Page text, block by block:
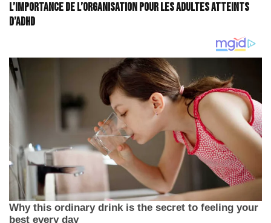
L’importance de l’organisation pour les adultes atteints
d’ADHD